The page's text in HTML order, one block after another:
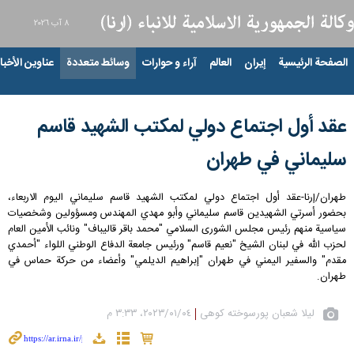
٨ آب ٢٠٢٦
الصفحة الرئيسية إيران العالم آراء و حوارات وسائط متعددة عناوين
عقد أول اجتماع دولي لمكتب الشهيد قاسم
سليماني في طهران
طهران/إرنا-عقد أول اجتماع دولي لمكتب الشهيد قاسم سليماني اليوم الاربعاء،
بحضور أسرتي الشهيدين قاسم سليماني وأبو مهدي المهندس ومسؤولين وشخصيات
سياسية منهم رئيس مجلس الشوری السلامي "محمد باقر قاليباف" ونائب الأمين العام
لحزب الله في لبنان الشيخ "نعيم قاسم" ورئيس جامعة الدفاع الوطني اللواء "أحمدي
مقدم" والسفير اليمني في طهران "إبراهيم الديلمي" وأعضاء من حركة حماس في
طهران.
لیلا شعبان پورسوخته کوهی ٠٤‏/٠١‏/٢٠٢٣، ٣:٣٣ م